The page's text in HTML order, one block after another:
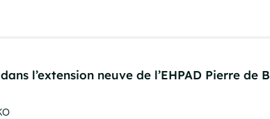
l’extension neuve de l’EHPAD Pierre de